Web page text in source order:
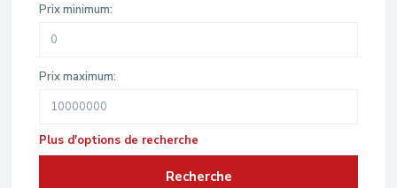
Prix minimum:
Prix maximum:
Plus d'options de recherche
Recherche